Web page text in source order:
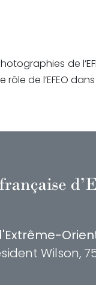
de
rôle de l’EFEO
Wilson,